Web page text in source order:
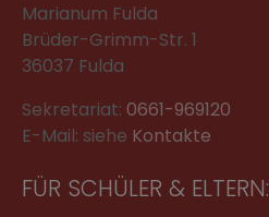
Marianum Fulda
Brüder-Grimm-Str. 1
36037 Fulda
Sekretariat: 0661-969120
E-Mail: siehe Kontakte
FÜR SCHÜLER & ELTERN: